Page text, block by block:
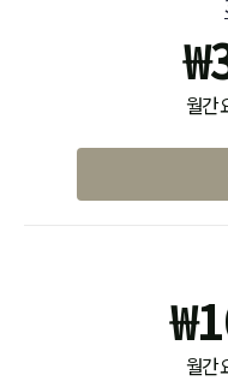
₩
월간
₩
월간